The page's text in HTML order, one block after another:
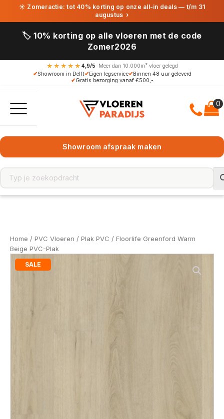
☀ Zomeractie: tot 40% korting op onze all-in deals — t/m 31
augustus ›
🏷️ 10% korting op alle vloeren met de code
Zomer2026
★★★★★ 4,9/5· Meer dan 10.000m² vloer gelegd
✔Showroom in Delft✔Eigen legservice✔Binnen 48 uur geleverd
✔Gratis bezorging vanaf €500,-
Showroom afspraak maken
Home / PVC Vloeren / Plak PVC / Floorlife Greenford Warm
Beige PVC-Plak
SALE